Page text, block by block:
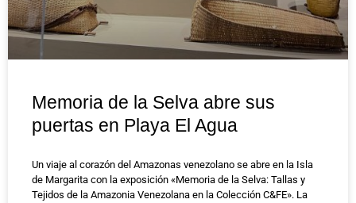
Memoria de la Selva abre sus
puertas en Playa El Agua
Un viaje al corazón del Amazonas venezolano se abre en la Isla
de Margarita con la exposición «Memoria de la Selva: Tallas y
Tejidos de la Amazonia Venezolana en la Colección C&FE». La